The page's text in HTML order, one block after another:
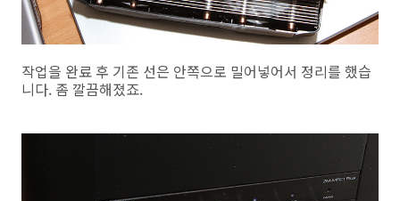
작업을 완료 후 기존 선은 안쪽으로 밀어넣어서 정리를 했습
니다. 좀 깔끔해졌죠.